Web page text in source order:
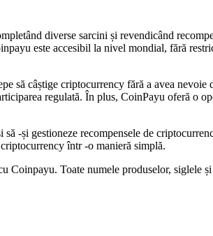
diverse sarcini și revendicând
este accesibil la nivel mondial, fără
să câștige criptocurrency fără a avea nevoie
regulată. În plus, CoinPayu oferă o
-și gestioneze recompensele de
într -o manieră simplă.
Toate numele produselor, siglele